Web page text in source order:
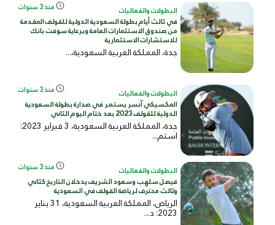
البطولات والفعاليات منذ 3 سنوات
في ثالث أيام بطولة السعودية الدولية للقولف المقدمة
من صندوق الاستثمارات العامة وبرعاية سوفت بانك
للاستشارات الاستثمارية
جدة، المملكة العربية السعودية،...
البطولات والفعاليات منذ 3 سنوات
المكسيكي آنسر يستمر في صدارة بطولة السعودية
الدولية للقولف 2023 بعد ختام اليوم الثاني
جدة، المملكة العربية السعودية، 3 فبراير 2023:
استم...
البطولات والفعاليات منذ 3 سنوات
فيصل سلهب وسعود الشريف يدخلان التاريخ كثاني
وثالث محترف لرياضة القولف في السعودية
الرياض، المملكة العربية السعودية، 31 يناير
2023: د...